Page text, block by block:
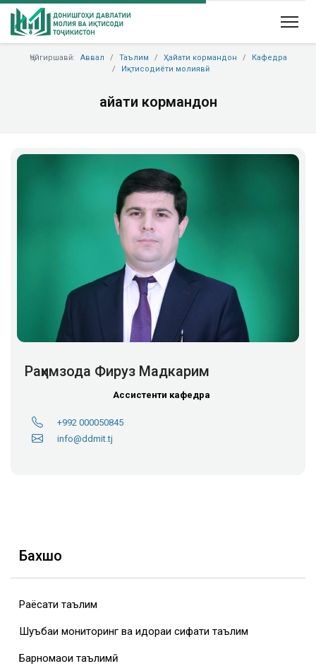
Ҷойгиршавӣ: Аввал Таълим Ҳайати кормандон
Кафедра
Иқтисодиёти молиявӣ
Ҳайати кормандон
Раҳимзода Фируз Мадкарим
Ассистенти кафедра
+992 000050845
info@ddmit.tj
Бахшҳо
Раёсати таълим
Шуъбаи мониторинг ва идораи сифати таълим
Барномаҳои таълимӣ